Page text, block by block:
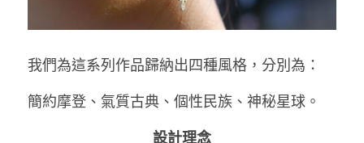
我們為這系列作品歸納出四種風格，分別為：
簡約摩登、氣質古典、個性民族、神秘星球。